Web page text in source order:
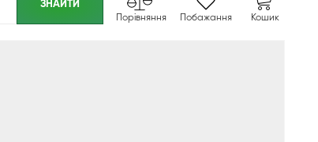
Порівняння Побажання Кошик